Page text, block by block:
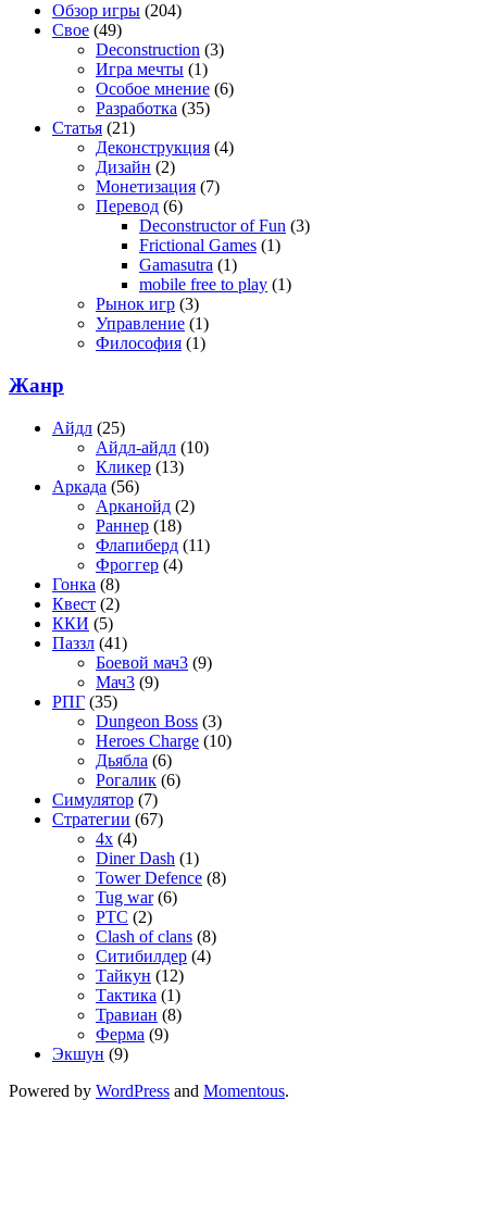
Обзор игры (204)
Свое (49)
Deconstruction (3)
Игра мечты (1)
Особое мнение (6)
Разработка (35)
Статья (21)
Деконструкция (4)
Дизайн (2)
Монетизация (7)
Перевод (6)
Deconstructor of Fun (3)
Frictional Games (1)
Gamasutra (1)
mobile free to play (1)
Рынок игр (3)
Управление (1)
Философия (1)
Жанр
Айдл (25)
Айдл-айдл (10)
Кликер (13)
Аркада (56)
Арканойд (2)
Раннер (18)
Флапиберд (11)
Фроггер (4)
Гонка (8)
Квест (2)
ККИ (5)
Паззл (41)
Боевой мач3 (9)
Мач3 (9)
РПГ (35)
Dungeon Boss (3)
Heroes Charge (10)
Дьябла (6)
Рогалик (6)
Симулятор (7)
Стратегии (67)
4x (4)
Diner Dash (1)
Tower Defence (8)
Tug war(6)
РТС (2)
Сlash of clans (8)
Ситибилдер (4)
Тайкун (12)
Тактика (1)
Травиан (8)
Ферма (9)
Экшун (9)
Powered by WordPress and Momentous.